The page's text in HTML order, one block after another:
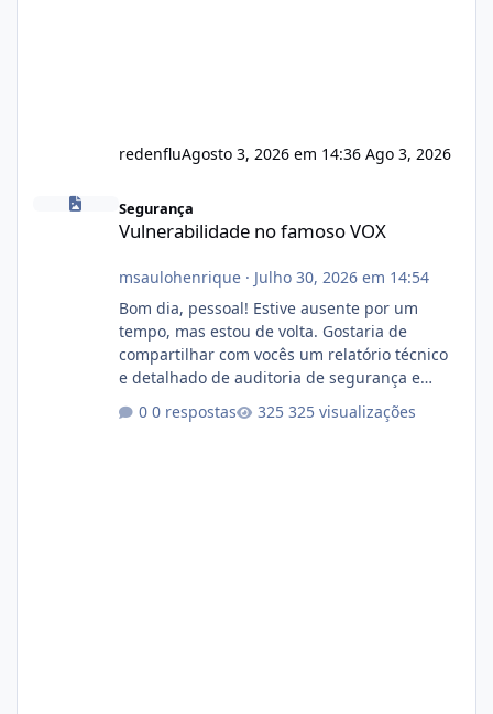
redenfluAgosto 3, 2026 em 14:36 Ago 3, 2026
Segurança
Vulnerabilidade no famoso VOX
msaulohenrique· Julho 30, 2026 em 14:54
Bom dia, pessoal! Estive ausente por um
tempo, mas estou de volta. Gostaria de
compartilhar com vocês um relatório técnico
e detalhado de auditoria de segurança e
atualmente em circulação e comercialização
0 respostas 325 visualizações